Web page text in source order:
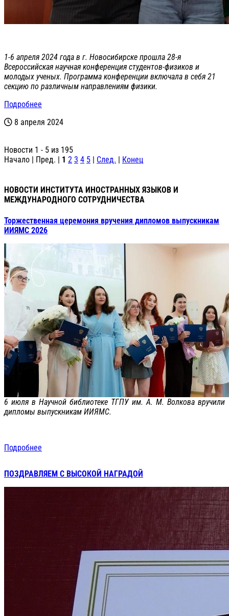
1-6 апреля 2024 года в г. Новосибирске прошла 28-я
Всероссийская научная конференция студентов-физиков и
молодых ученых. Программа конференции включала в себя 21
секцию по различным направлениям физики.
Подробнее
8 апреля 2024
Новости 1 - 5 из 195
Начало | Пред. | 1 2 3 4 5 | След. | Конец
НОВОСТИ ИНСТИТУТА ИНОСТРАННЫХ ЯЗЫКОВ И
МЕЖДУНАРОДНОГО СОТРУДНИЧЕСТВА
Торжественная церемония вручения дипломов выпускникам
ИИЯМС 2026
6 июля в Научной библиотеке ТГПУ им. А. М. Волкова вручили
дипломы выпускникам ИИЯМС.
Подробнее
ПОЗДРАВЛЯЕМ С ВЫСОКОЙ НАГРАДОЙ